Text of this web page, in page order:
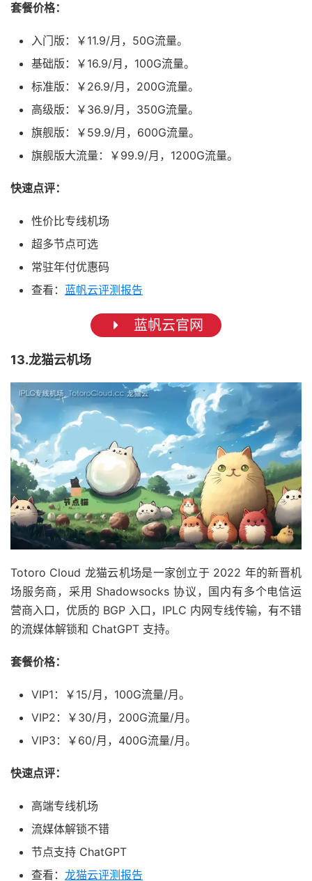
套餐价格：
入门版：￥11.9/月，50G流量。
基础版：￥16.9/月，100G流量。
标准版：￥26.9/月，200G流量。
高级版：￥36.9/月，350G流量。
旗舰版：￥59.9/月，600G流量。
旗舰版大流量：￥99.9/月，1200G流量。
快速点评：
性价比专线机场
超多节点可选
常驻年付优惠码
查看： 蓝帆云评测报告
蓝帆云官网
13.龙猫云机场
Totoro Cloud 龙猫云机场是一家创立于 2022 年的新晋机
场服务商，采用 Shadowsocks 协议，国内有多个电信运
营商入口，优质的 BGP 入口，IPLC 内网专线传输，有不错
的流媒体解锁和 ChatGPT 支持。
套餐价格：
VIP1：￥15/月，100G流量/月。
VIP2：￥30/月，200G流量/月。
VIP3：￥60/月，400G流量/月。
快速点评：
高端专线机场
流媒体解锁不错
节点支持 ChatGPT
查看： 龙猫云评测报告